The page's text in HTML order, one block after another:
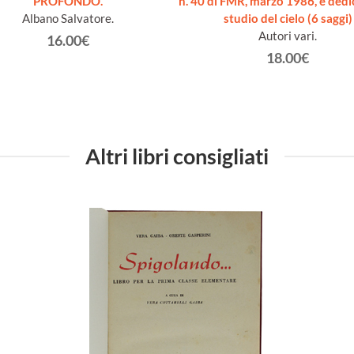
Albano Salvatore.
16.00€
studio del cielo (6 saggi)
Autori vari.
18.00€
Altri libri consigliati